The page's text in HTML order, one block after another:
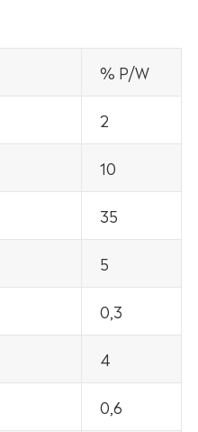
% P/W
2
10
35
5
0,3
4
0,6